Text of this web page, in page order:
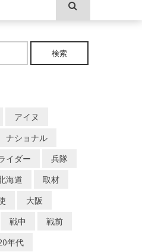
アイヌ
ナショナル
イダー
兵隊
海道
取材
大阪
戦中
戦前
年代